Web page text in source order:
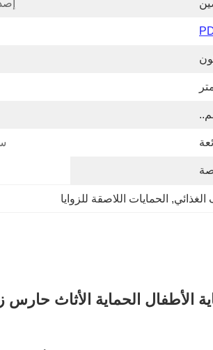
الغذائي, الحمايات اللاصقة للزوايا
الأطفال الحماية الأثاث حارس